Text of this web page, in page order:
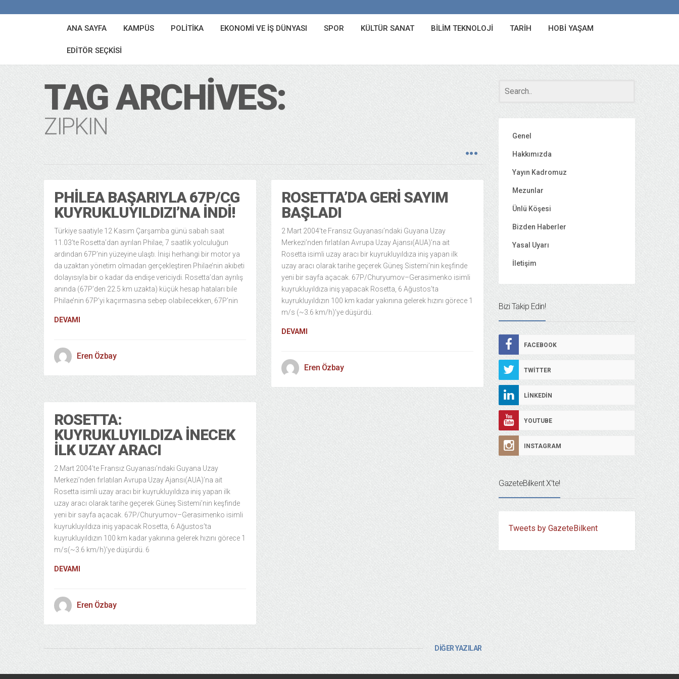
ANA SAYFA KAMPÜS POLITIKA EKONOMI VE İŞ DÜNYASI SPOR KÜLTÜR SANAT BILIM TEKNOLOJI TARIH HOBI YAŞAM
EDITÖR SEÇKISI
TAG ARCHIVES:
ZIPKIN
PHILEA BAŞARIYLA 67P/CG
KUYRUKLUYILDIZI’NA İNDI!
Türkiye saatiyle 12 Kasım Çarşamba günü sabah saat
11.03’te Rosetta’dan ayrılan Philae, 7 saatlik yolculuğun
ardından 67P’nin yüzeyine ulaştı. İnişi herhangi bir motor ya
da uzaktan yönetim olmadan gerçekleştiren Philae’nin akıbeti
dolayısıyla bir o kadar da endişe vericiydi. Rosetta’dan ayrılış
anında (67P’den 22.5 km uzakta) küçük hesap hataları bile
Philae’nin 67P’yi kaçırmasına sebep olabilecekken, 67P’nin
DEVAMI
Eren Özbay
ROSETTA’DA GERI SAYIM
BAŞLADI
2 Mart 2004’te Fransız Guyanası’ndaki Guyana Uzay
Merkezi’nden fırlatılan Avrupa Uzay Ajansı(AUA)’na ait
Rosetta isimli uzay aracı bir kuyrukluyıldıza iniş yapan ilk
uzay aracı olarak tarihe geçerek Güneş Sistemi’nin keşfinde
yeni bir sayfa açacak. 67P/Churyumov–Gerasimenko isimli
kuyrukluyıldıza iniş yapacak Rosetta, 6 Ağustos’ta
kuyrukluyıldızın 100 km kadar yakınına gelerek hızını görece 1
m/s (~3.6 km/h)’ye düşürdü.
DEVAMI
Eren Özbay
ROSETTA:
KUYRUKLUYILDIZA İNECEK
İLK UZAY ARACI
2 Mart 2004’te Fransız Guyanası’ndaki Guyana Uzay
Merkezi’nden fırlatılan Avrupa Uzay Ajansı(AUA)’na ait
Rosetta isimli uzay aracı bir kuyrukluyıldıza iniş yapan ilk
uzay aracı olarak tarihe geçerek Güneş Sistemi’nin keşfinde
yeni bir sayfa açacak. 67P/Churyumov–Gerasimenko isimli
kuyrukluyıldıza iniş yapacak Rosetta, 6 Ağustos’ta
kuyrukluyıldızın 100 km kadar yakınına gelerek hızını görece 1
m/s(~3.6 km/h)’ye düşürdü. 6
DEVAMI
Eren Özbay
DİĞER YAZILAR
Genel
Hakkımızda
Yayın Kadromuz
Mezunlar
Ünlü Köşesi
Bizden Haberler
Yasal Uyarı
İletişim
Bizi Takip Edin!
FACEBOOK
TWITTER
LINKEDIN
YOUTUBE
INSTAGRAM
GazeteBilkent X’te!
Tweets by GazeteBilkent